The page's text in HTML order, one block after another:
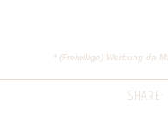
* (Freiwillige) Werbung da
SHARE: